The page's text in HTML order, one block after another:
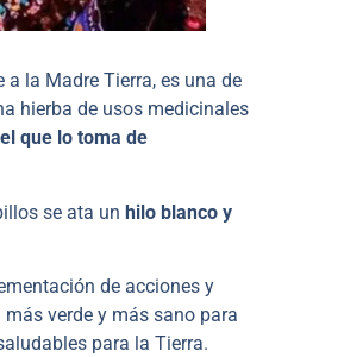
la Madre Tierra, es una de
hierba de usos medicinales
que lo toma de
se ata un hilo blanco y
de acciones y
verde y más sano para
para la Tierra.